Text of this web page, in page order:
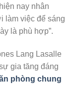
nay nhân
làm việc để sáng
là phù hợp”.
Lang Lasalle
gia tăng đáng
phòng chung